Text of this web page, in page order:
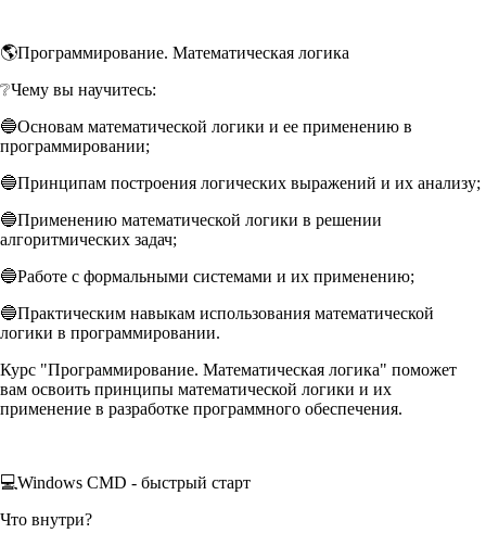
🌎Программирование. Математическая логика
❔Чему вы научитесь:
🔵Основам математической логики и ее применению в
программировании;
🔵Принципам построения логических выражений и их анализу;
🔵Применению математической логики в решении
алгоритмических задач;
🔵Работе с формальными системами и их применению;
🔵Практическим навыкам использования математической
логики в программировании.
Курс "Программирование. Математическая логика" поможет
вам освоить принципы математической логики и их
применение в разработке программного обеспечения.
💻Windows CMD - быстрый старт
Что внутри?